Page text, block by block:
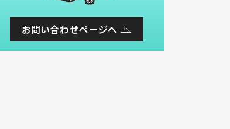
お問い合わせページへ